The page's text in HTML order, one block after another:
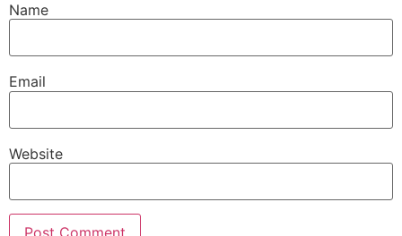
Name
Email
Website